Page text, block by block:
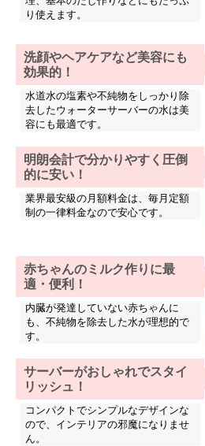
り使えます。
洗顔やヘアケアなど美容にも
効果的！
水道水の塩素や不純物をしっかり除
去したウォーターサーバーの水は美
容にも最適です。
明朗会計で分かりやすく圧倒
的に安い！
業界最安級の月額料金は、毎月定額
制の一律料金なので安心です。
赤ちゃんのミルク作りに最
適・便利！
内臓が発達していない赤ちゃんに
も、不純物を除去した水が理想的で
す。
サーバーがおしゃれでスタイ
リッシュ！
コンパクトでシンプルなデザインな
ので、インテリアの邪魔になりませ
ん。